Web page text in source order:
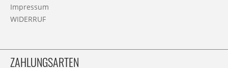
Impressum
WIDERRUF
ZAHLUNGSARTEN